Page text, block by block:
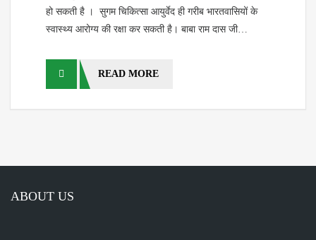
हो सकती है । सुगम चिकित्सा आयुर्वेद ही गरीब भारतवासियों के
स्वास्थ्य आरोग्य की रक्षा कर सकती है। बाबा राम दास जी…
READ MORE
ABOUT US